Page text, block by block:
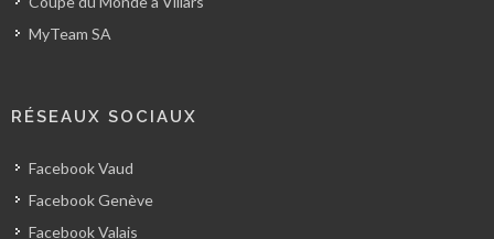
MyTeam SA
RÉSEAUX SOCIAUX
Facebook Vaud
Facebook Genève
Facebook Valais